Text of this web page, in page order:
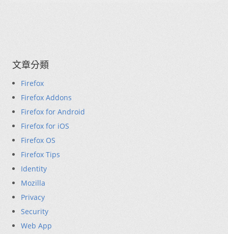
文章分類
Firefox
Firefox Addons
Firefox for Android
Firefox for iOS
Firefox OS
Firefox Tips
Identity
Mozilla
Privacy
Security
Web App